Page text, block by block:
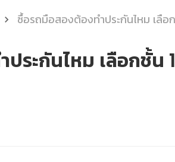
ซื้อรถมือสองต้องทำประกันไหม เลือ
ระกันไหม เลือกชั้น